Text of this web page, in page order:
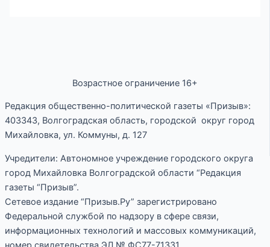
Возрастное ограничение 16+
Редакция общественно-политической газеты «Призыв»:
403343, Волгоградская область, городской округ город
Михайловка, ул. Коммуны, д. 127
Учредители: Автономное учреждение городского округа
город Михайловка Волгоградской области “Редакция
газеты “Призыв”.
Сетевое издание “Призыв.Ру” зарегистрировано
Федеральной службой по надзору в сфере связи,
информационных технологий и массовых коммуникаций,